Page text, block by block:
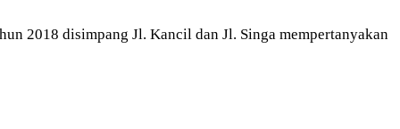
2018 disimpang Jl. Kancil dan Jl. Singa mempertanyakan